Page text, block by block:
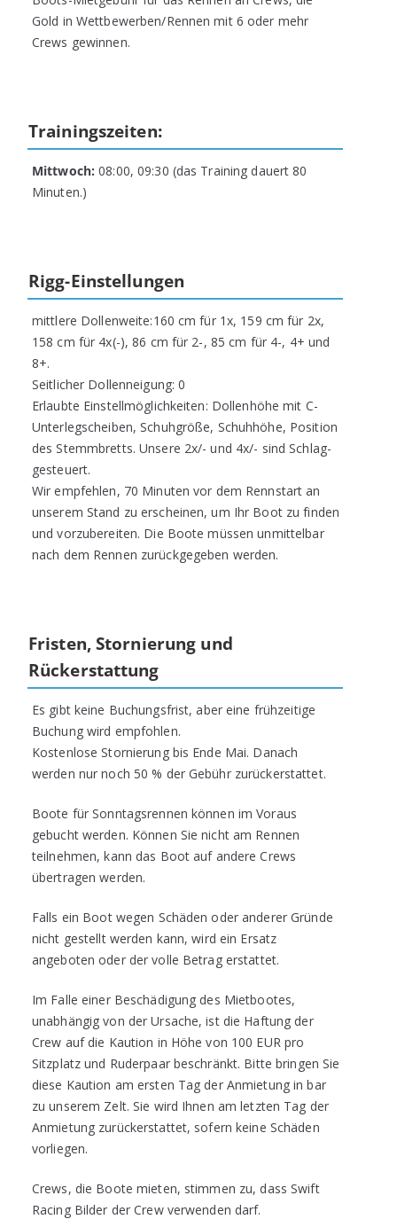
Gold in Wettbewerben/Rennen mit 6 oder mehr
Crews gewinnen.
Trainingszeiten:
Mittwoch: 08:00, 09:30 (das Training dauert 80
Minuten.)
Rigg-Einstellungen
mittlere Dollenweite:160 cm für 1x, 159 cm für 2x,
158 cm für 4x(-), 86 cm für 2-, 85 cm für 4-, 4+ und
8+.
Seitlicher Dollenneigung: 0
Erlaubte Einstellmöglichkeiten: Dollenhöhe mit C-
Unterlegscheiben, Schuhgröße, Schuhhöhe, Position
des Stemmbretts. Unsere 2x/- und 4x/- sind Schlag-
gesteuert.
Wir empfehlen, 70 Minuten vor dem Rennstart an
unserem Stand zu erscheinen, um Ihr Boot zu finden
und vorzubereiten. Die Boote müssen unmittelbar
nach dem Rennen zurückgegeben werden.
Fristen, Stornierung und
Rückerstattung
Es gibt keine Buchungsfrist, aber eine frühzeitige
Buchung wird empfohlen.
Kostenlose Stornierung bis Ende Mai. Danach
werden nur noch 50 % der Gebühr zurückerstattet.
Boote für Sonntagsrennen können im Voraus
gebucht werden. Können Sie nicht am Rennen
teilnehmen, kann das Boot auf andere Crews
übertragen werden.
Falls ein Boot wegen Schäden oder anderer Gründe
nicht gestellt werden kann, wird ein Ersatz
angeboten oder der volle Betrag erstattet.
Im Falle einer Beschädigung des Mietbootes,
unabhängig von der Ursache, ist die Haftung der
Crew auf die Kaution in Höhe von 100 EUR pro
Sitzplatz und Ruderpaar beschränkt. Bitte bringen Sie
diese Kaution am ersten Tag der Anmietung in bar
zu unserem Zelt. Sie wird Ihnen am letzten Tag der
Anmietung zurückerstattet, sofern keine Schäden
vorliegen.
Crews, die Boote mieten, stimmen zu, dass Swift
Racing Bilder der Crew verwenden darf.